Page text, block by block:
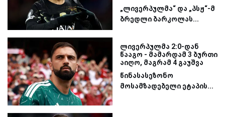
„ლივერპულმა“ და „პსჟ“-მ
ბრედლი ბარკოლას...
ლივერპულმა 2:0-დან
წააგო - მამარდამ 3 ბურთი
აიღო, მაგრამ 4 გაუშვა
წინასასეზონო
მოსამზადებელი ეტაპის...